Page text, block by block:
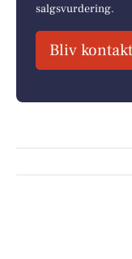
salgsvurdering.
Bliv